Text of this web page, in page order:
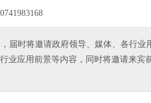
届时将邀请政府领导、媒体、各行
业应用前景等内容，同时将邀请来